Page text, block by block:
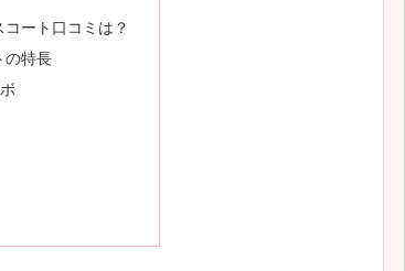
ート口コミは？
の特長